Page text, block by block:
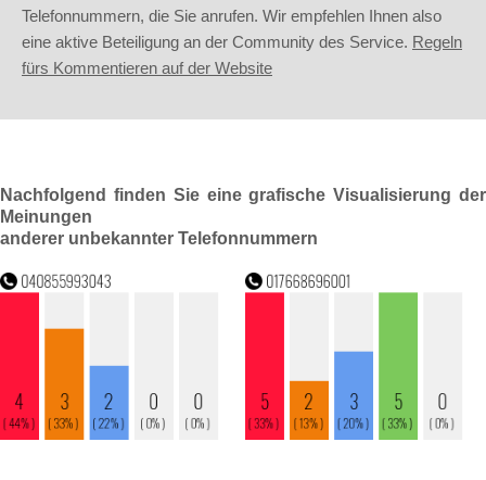
Telefonnummern, die Sie anrufen. Wir empfehlen Ihnen also
eine aktive Beteiligung an der Community des Service. Regeln
fürs Kommentieren auf der Website
Nachfolgend finden Sie eine grafische Visualisierung der
Meinungen
anderer unbekannter Telefonnummern